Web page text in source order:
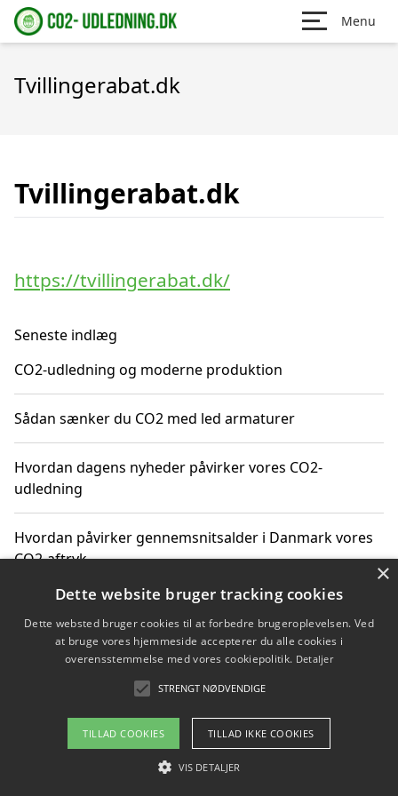
Menu
Tvillingerabat.dk
Tvillingerabat.dk
https://tvillingerabat.dk/
Seneste indlæg
CO2-udledning og moderne produktion
Sådan sænker du CO2 med led armaturer
Hvordan dagens nyheder påvirker vores CO2-
udledning
Hvordan påvirker gennemsnitsalder i Danmark vores
CO2-aftryk
Hvordan nyheder om CO2-udledning påvirker vores
hverdag
Om / kontakt
Blog Betingelser
×
Dette website bruger tracking cookies
Dette websted bruger cookies til at forbedre brugeroplevelsen. Ved
at bruge vores hjemmeside accepterer du alle cookies i
overensstemmelse med vores cookiepolitik. Detaljer
STRENGT NØDVENDIGE
TILLAD COOKIES TILLAD IKKE COOKIES
VIS DETALJER